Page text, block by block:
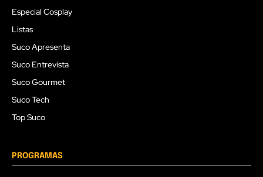
Especial Cosplay
Listas
Suco Apresenta
Suco Entrevista
Suco Gourmet
Suco Tech
Top Suco
PROGRAMAS